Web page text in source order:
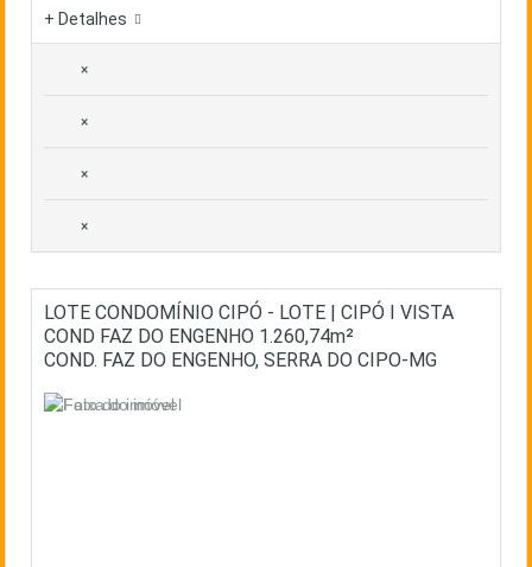
+ Detalhes
×
×
×
×
LOTE CONDOMÍNIO CIPÓ - LOTE | CIPÓ I VISTA
COND FAZ DO ENGENHO 1.260,74m²
COND. FAZ DO ENGENHO, SERRA DO CIPO-MG